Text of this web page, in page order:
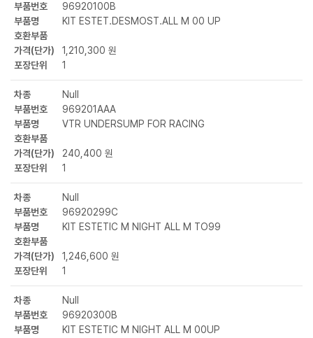
부품번호
96920100B
부품명
KIT ESTET.DESMOST.ALL M 00 UP
호환부품
가격(단가)
1,210,300 원
포장단위
1
차종
Null
부품번호
969201AAA
부품명
VTR UNDERSUMP FOR RACING
호환부품
가격(단가)
240,400 원
포장단위
1
차종
Null
부품번호
96920299C
부품명
KIT ESTETIC M NIGHT ALL M TO99
호환부품
가격(단가)
1,246,600 원
포장단위
1
차종
Null
부품번호
96920300B
부품명
KIT ESTETIC M NIGHT ALL M 00UP